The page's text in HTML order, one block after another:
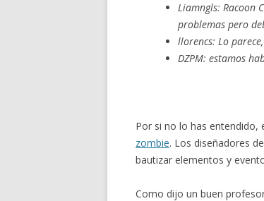
Liamngls: Racoon
problemas pero
llorencs: Lo
DZPM: estamos
Por si no lo has entendido,
zombie. Los diseñadores
bautizar elementos y
Como dijo un buen